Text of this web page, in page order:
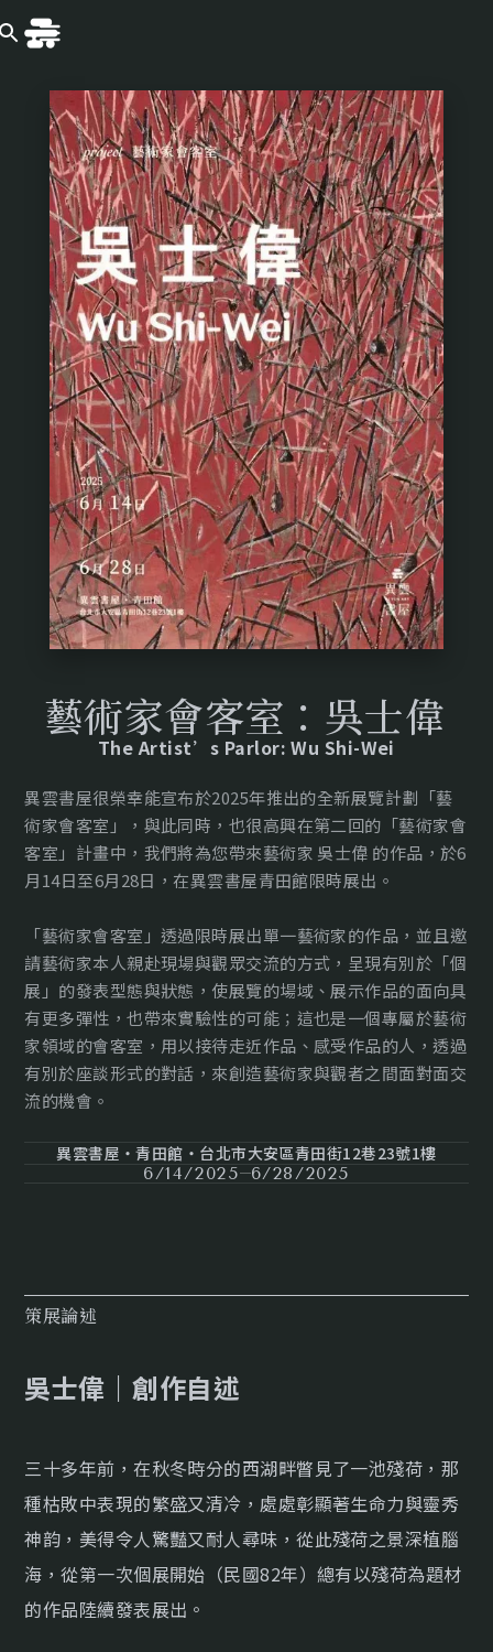
藝術家會客室：吳士偉
The Artist’s Parlor: Wu Shi-Wei
異雲書屋很榮幸能宣布於2025年推出的全新展覽計劃「藝
術家會客室」，與此同時，也很高興在第二回的「藝術家會
客室」計畫中，我們將為您帶來藝術家 吳士偉 的作品，於6
月14日至6月28日，在異雲書屋青田館限時展出。
「藝術家會客室」透過限時展出單一藝術家的作品，並且邀
請藝術家本人親赴現場與觀眾交流的方式，呈現有別於「個
展」的發表型態與狀態，使展覽的場域、展示作品的面向具
有更多彈性，也帶來實驗性的可能；這也是一個專屬於藝術
家領域的會客室，用以接待走近作品、感受作品的人，透過
有別於座談形式的對話，來創造藝術家與觀者之間面對面交
流的機會。
異雲書屋・青田館・台北市大安區青田街12巷23號1樓
6/14/2025 6/28/2025
策展論述
吳士偉｜創作自述
三十多年前，在秋冬時分的西湖畔瞥見了一池殘荷，那
種枯敗中表現的繁盛又清冷，處處彰顯著生命力與靈秀
神韵，美得令人驚豔又耐人尋味，從此殘荷之景深植腦
海，從第一次個展開始（民國82年）總有以殘荷為題材
的作品陸續發表展出。